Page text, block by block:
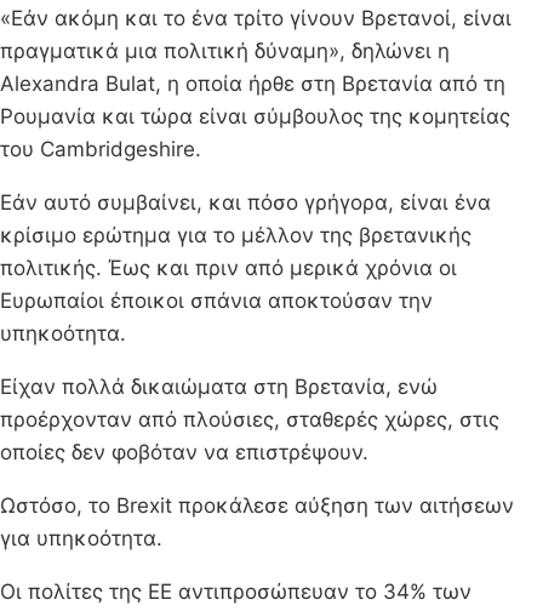
«Εάν ακόμη και το ένα τρίτο γίνουν Βρετανοί, είναι
πραγματικά μια πολιτική δύναμη», δηλώνει η
Alexandra Bulat, η οποία ήρθε στη Βρετανία από τη
Ρουμανία και τώρα είναι σύμβουλος της κομητείας
του Cambridgeshire.
Εάν αυτό συμβαίνει, και πόσο γρήγορα, είναι ένα
κρίσιμο ερώτημα για το μέλλον της βρετανικής
πολιτικής. Έως και πριν από μερικά χρόνια οι
Ευρωπαίοι έποικοι σπάνια αποκτούσαν την
υπηκοότητα.
Είχαν πολλά δικαιώματα στη Βρετανία, ενώ
προέρχονταν από πλούσιες, σταθερές χώρες, στις
οποίες δεν φοβόταν να επιστρέψουν.
Ωστόσο, το Brexit προκάλεσε αύξηση των αιτήσεων
για υπηκοότητα.
Οι πολίτες της ΕΕ αντιπροσώπευαν το 34% των